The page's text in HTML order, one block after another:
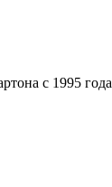
с 1995 года